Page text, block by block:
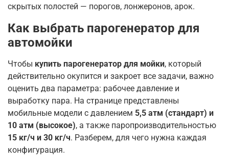
скрытых полостей — порогов, лонжеронов, арок.
Как выбрать парогенератор для
автомойки
Чтобы купить парогенератор для мойки, который
действительно окупится и закроет все задачи, важно
оценить два параметра: рабочее давление и
выработку пара. На странице представлены
мобильные модели с давлением 5,5 атм (стандарт) и
10 атм (высокое), а также паропроизводительностью
15 кг/ч и 30 кг/ч. Разберем, для чего нужна каждая
конфигурация.